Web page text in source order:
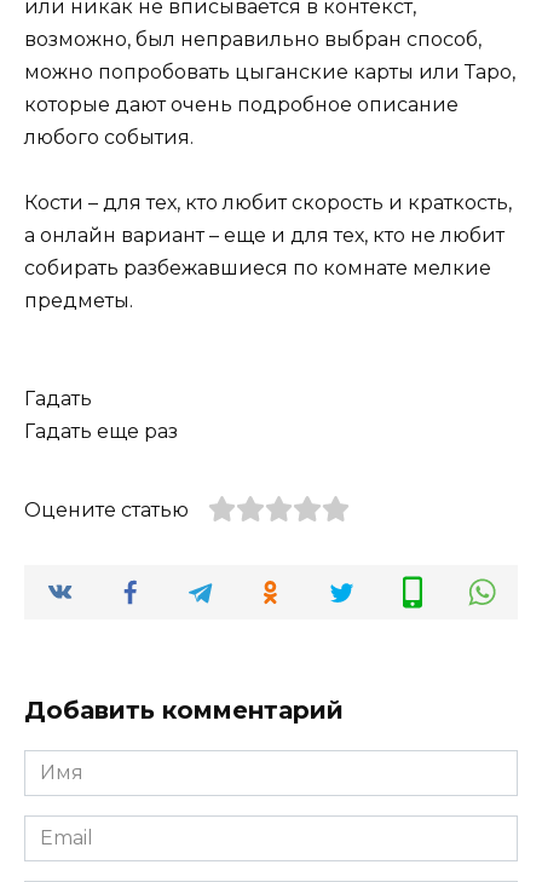
или никак не вписывается в контекст,
возможно, был неправильно выбран способ,
можно попробовать цыганские карты или Таро,
которые дают очень подробное описание
любого события.
Кости – для тех, кто любит скорость и краткость,
а онлайн вариант – еще и для тех, кто не любит
собирать разбежавшиеся по комнате мелкие
предметы.
Гадать
Гадать еще раз
Оцените статью
Добавить комментарий
Имя
*
Email
*